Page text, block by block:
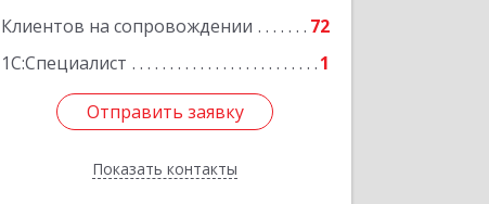
Клиентов на сопровождении
72
1С:Специалист
1
Отправить заявку
Показать контакты
Отправить заявку
Назад